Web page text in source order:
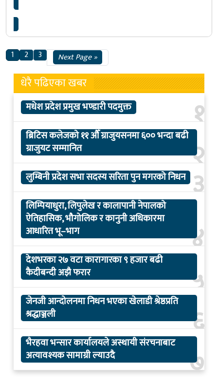
साइबर अपराधको मुद्दामा दुर्गा प्रसाईं पक्राउ
1 2 3 Next Page »
धेरै पढिएका खबर
१
मधेश प्रदेश प्रमुख भण्डारी पदमुक्त
२
ब्रिटिस कलेजको ११ औँ ग्राजुयसनमा ६०० भन्दा बढी
ग्राजुयट सम्मानित
३
लुम्बिनी प्रदेश सभा सदस्य सरिता पुन मगरको निधन
४
लिम्पियाधुरा, लिपुलेख र कालापानी नेपालको
ऐतिहासिक, भौगोलिक र कानुनी अधिकारमा
आधारित भू–भाग
५
देशभरका २७ वटा कारागारका ९ हजार बढी
कैदीबन्दी अझै फरार
६
जेनजी आन्दोलनमा निधन भएका खेलाडी श्रेष्ठप्रति
श्रद्धाञ्जली
७
भैरहवा भन्सार कार्यालयले अस्थायी संरचनाबाट
अत्यावश्यक सामाग्री ल्याउदै